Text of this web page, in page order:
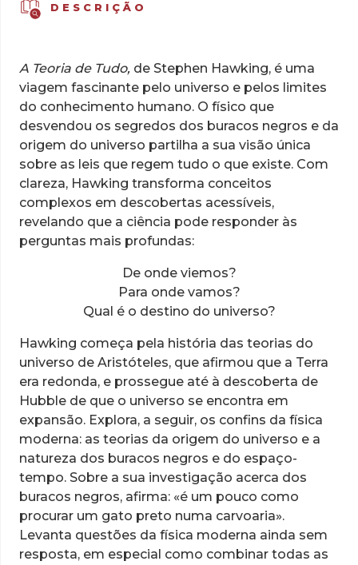
DESCRIÇÃO
A Teoria de Tudo, de Stephen Hawking, é uma
viagem fascinante pelo universo e pelos limites
do conhecimento humano. O físico que
desvendou os segredos dos buracos negros e da
origem do universo partilha a sua visão única
sobre as leis que regem tudo o que existe. Com
clareza, Hawking transforma conceitos
complexos em descobertas acessíveis,
revelando que a ciência pode responder às
perguntas mais profundas:
De onde viemos?
Para onde vamos?
Qual é o destino do universo?
Hawking começa pela história das teorias do
universo de Aristóteles, que afirmou que a Terra
era redonda, e prossegue até à descoberta de
Hubble de que o universo se encontra em
expansão. Explora, a seguir, os confins da física
moderna: as teorias da origem do universo e a
natureza dos buracos negros e do espaço-
tempo. Sobre a sua investigação acerca dos
buracos negros, afirma: «é um pouco como
procurar um gato preto numa carvoaria».
Levanta questões da física moderna ainda sem
resposta, em especial como combinar todas as